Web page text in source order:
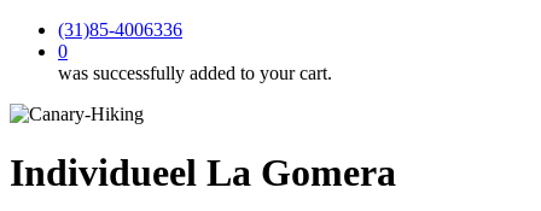
(31)85-4006336
0
was successfully added to your cart.
Individueel La Gomera